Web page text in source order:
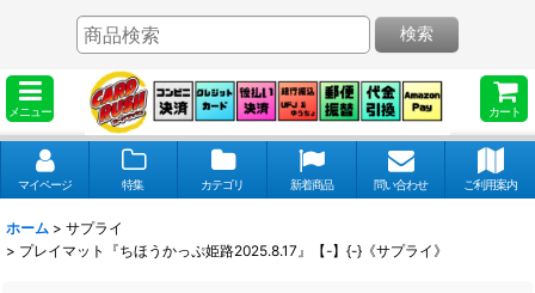
メニュー カート
検索
マイページ 特集 カテゴリ 新着商品 問い合わせ ご利用案内
ホーム > サプライ
> プレイマット『ちほうかっぷ姫路2025.8.17』【-】{-}《サプライ》